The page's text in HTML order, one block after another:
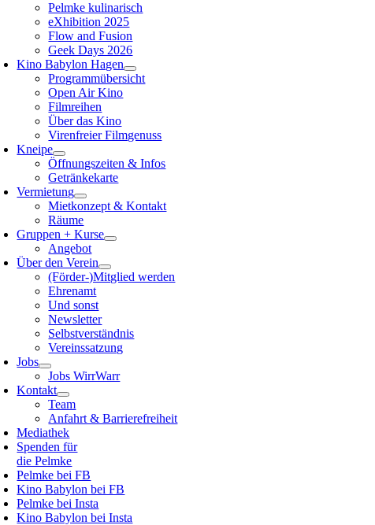
Pelmke kulinarisch
eXhibition 2025
Flow and Fusion
Geek Days 2026
Kino Babylon Hagen
Programmübersicht
Open Air Kino
Filmreihen
Über das Kino
Virenfreier Filmgenuss
Kneipe
Öffnungszeiten & Infos
Getränkekarte
Vermietung
Mietkonzept & Kontakt
Räume
Gruppen + Kurse
Angebot
Über den Verein
(Förder-)Mitglied werden
Ehrenamt
Und sonst
Newsletter
Selbstverständnis
Vereinssatzung
Jobs
Jobs WirrWarr
Kontakt
Team
Anfahrt & Barrierefreiheit
Mediathek
Spenden für
die Pelmke
Pelmke bei FB
Kino Babylon bei FB
Pelmke bei Insta
Kino Babylon bei Insta